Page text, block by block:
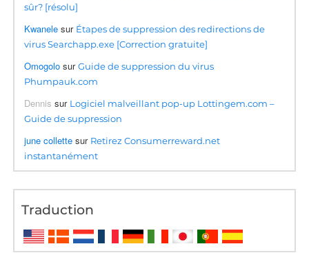
sûr? [résolu]
Kwanele sur Étapes de suppression des redirections de
virus Searchapp.exe [Correction gratuite]
Omogolo surGuide de suppression du virus
Phumpauk.com
Dennis sur Logiciel malveillant pop-up Lottingem.com –
Guide de suppression
june collette sur Retirez Consumerreward.net
instantanément
Traduction